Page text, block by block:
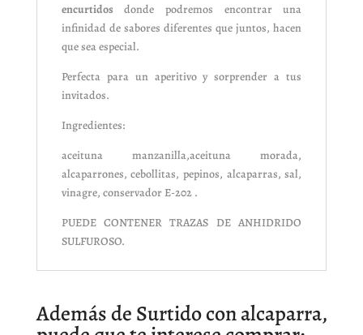
encurtidos donde podremos encontrar una
infinidad de sabores diferentes que juntos, hacen
que sea especial.
Perfecta para un aperitivo y sorprender a tus
invitados.
Ingredientes:
aceituna manzanilla,aceituna morada,
alcaparrones, cebollitas, pepinos, alcaparras, sal,
vinagre, conservador E-202 .
PUEDE CONTENER TRAZAS DE ANHIDRIDO
SULFUROSO.
Además de Surtido con alcaparra,